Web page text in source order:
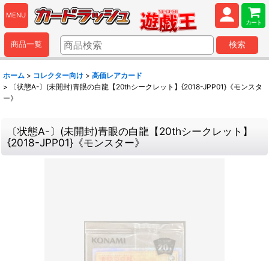
MENU
カート
商品一覧 検索
ホーム > コレクター向け > 高価レアカード
>
〔状態A-〕(未開封)青眼の白龍【20thシークレット】{2018-JPP01}《モンスタ
ー》
〔状態A-〕(未開封)青眼の白龍【20thシークレット】
{2018-JPP01}《モンスター》